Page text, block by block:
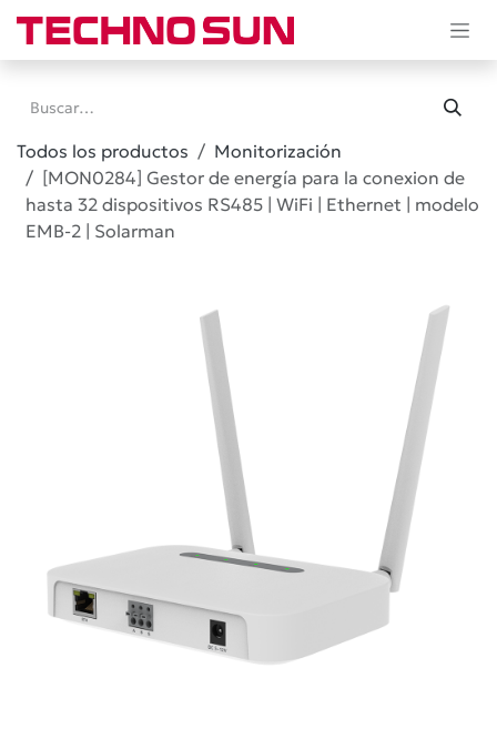
Ir al contenido
Todos los productos
Monitorización
[MON0284] Gestor de energía para la conexion de
hasta 32 dispositivos RS485 | WiFi | Ethernet | modelo
EMB-2 | Solarman